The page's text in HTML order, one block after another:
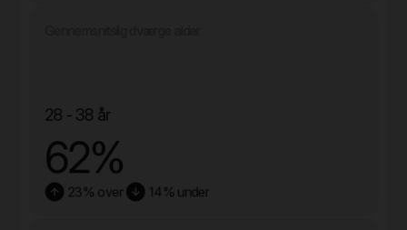
28 - 38 år
62%
23% over 14% under